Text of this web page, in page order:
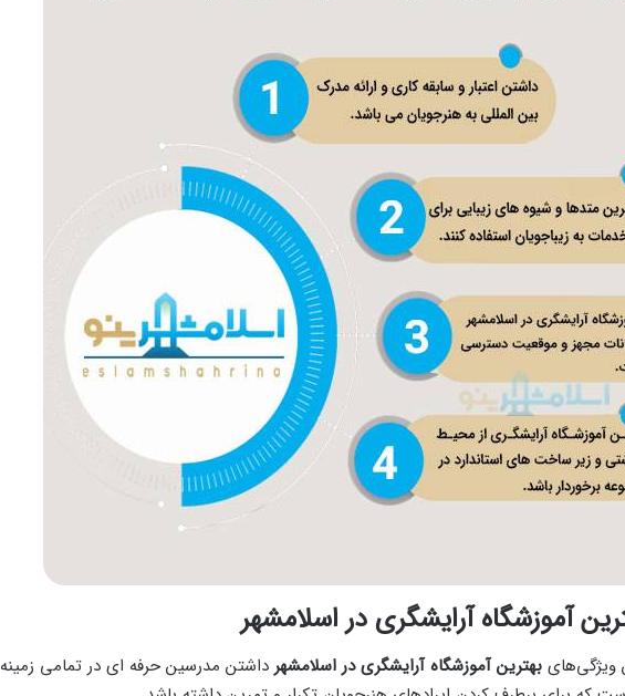
آموزشگاه آرایشگری در اسلامشهر
ویژگی‌های بهترین آموزشگاه آرایشگری در اسلامشهر داشتن مدرسین حرفه ای در تمامی زمینه